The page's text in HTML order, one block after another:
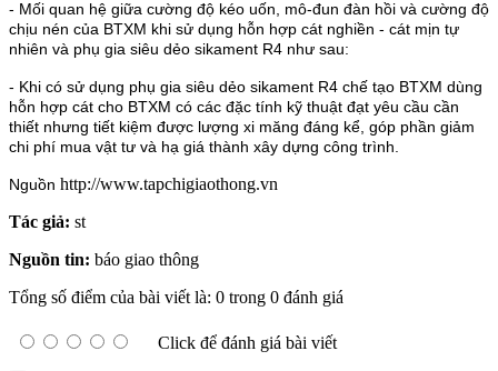
- Mối quan hệ giữa cường độ kéo uốn, mô-đun đàn hồi và cường độ
chịu nén của BTXM khi sử dụng hỗn hợp cát nghiền - cát mịn tự
nhiên và phụ gia siêu dẻo sikament R4 như sau:
- Khi có sử dụng phụ gia siêu dẻo sikament R4 chế tạo BTXM dùng
hỗn hợp cát cho BTXM có các đặc tính kỹ thuật đạt yêu cầu cần
thiết nhưng tiết kiệm được lượng xi măng đáng kể, góp phần giảm
chi phí mua vật tư và hạ giá thành xây dựng công trình.
Nguồn http://www.tapchigiaothong.vn
Tác giả: st
Nguồn tin: báo giao thông
Tổng số điểm của bài viết là: 0 trong 0 đánh giá
Click để đánh giá bài viết